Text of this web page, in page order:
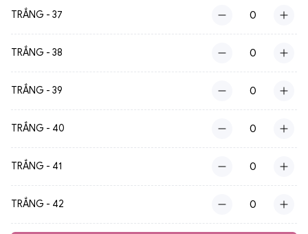
TRẮNG - 37
TRẮNG - 38
TRẮNG - 39
TRẮNG - 40
TRẮNG - 41
TRẮNG - 42